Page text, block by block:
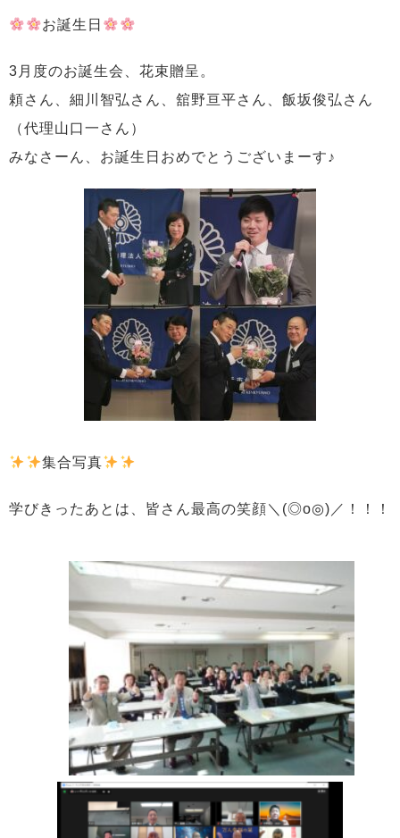
お誕生日
3月度のお誕生会、花束贈呈。
頼さん、細川智弘さん、舘野亘平さん、飯坂俊弘さん
（代理山口一さん）
みなさーん、お誕生日おめでとうございまーす♪
集合写真
学びきったあとは、皆さん最高の笑顔＼(◎o◎)／！！！